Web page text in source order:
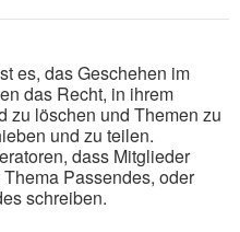
es, das Geschehen im
das Recht, in ihrem
zu löschen und Themen zu
und zu teilen.
dass Mitglieder
Thema Passendes, oder
schreiben.